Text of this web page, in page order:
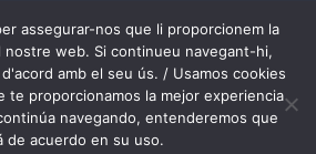
Todos los derechos reservados
assegurar-nos que li proporcionem la
nostre web. Si continueu navegant-hi,
amb el seu ús. / Usamos cookies
te proporcionamos la mejor experiencia
navegando, entenderemos que
de acuerdo en su uso.